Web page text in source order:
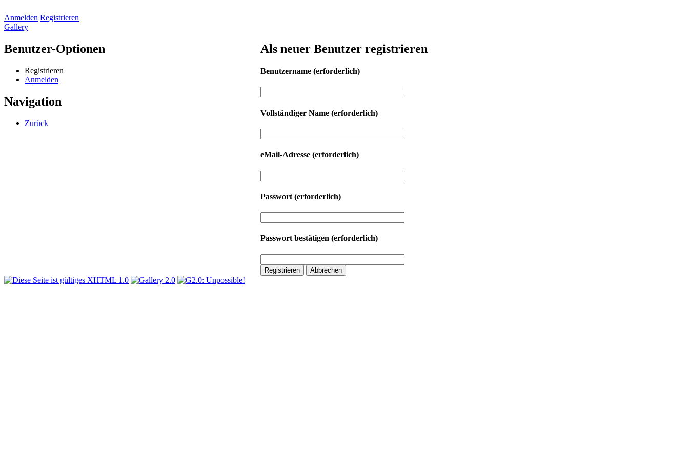
Anmelden Registrieren
Gallery
Benutzer-Optionen
Registrieren
Anmelden
Navigation
Zurück
Als neuer Benutzer registrieren
Benutzername (erforderlich)
Vollständiger Name (erforderlich)
eMail-Adresse (erforderlich)
Passwort (erforderlich)
Passwort bestätigen (erforderlich)